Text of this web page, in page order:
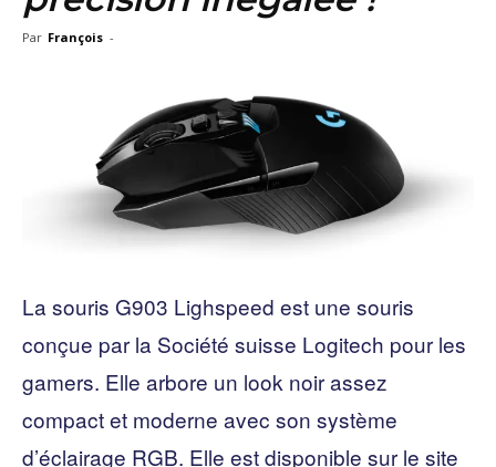
Par François -
La souris G903 Lighspeed est une souris
conçue par la Société suisse Logitech pour les
gamers. Elle arbore un look noir assez
compact et moderne avec son système
d’éclairage RGB. Elle est disponible sur le site